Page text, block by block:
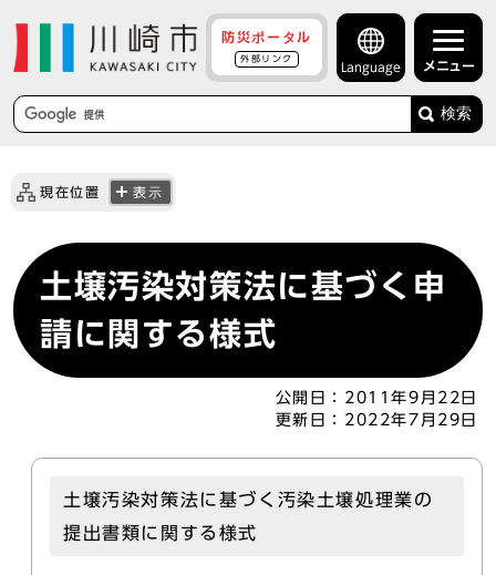
防災ポータル
外部リンク
Language メニュー
検索
現在位置 表示
土壌汚染対策法に基づく申
請に関する様式
公開日： 2011年9月22日
更新日： 2022年7月29日
土壌汚染対策法に基づく汚染土壌処理業の
提出書類に関する様式